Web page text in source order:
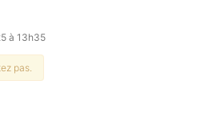
à 13h35
pas.